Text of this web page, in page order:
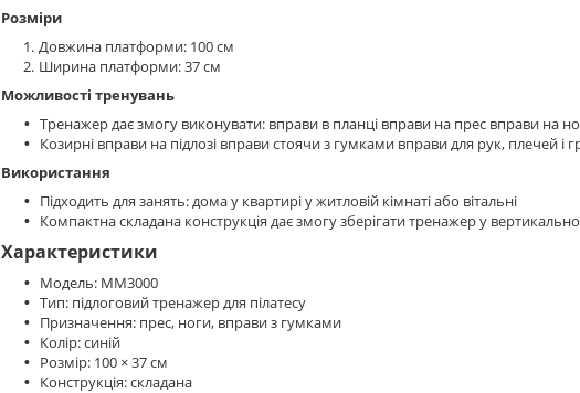
Розміри
Довжина платформи: 100 см
Ширина платформи: 37 см
Можливості тренувань
Тренажер дає змогу виконувати: вправи в планці вправи на прес вправи на
Козирні вправи на підлозі вправи стоячи з гумками вправи для рук, плечей і
Використання
Підходить для занять: дома у квартирі у житловій кімнаті або вітальні
Компактна складана конструкція дає змогу зберігати тренажер у
Характеристики
Модель: MM3000
Тип: підлоговий тренажер для пілатесу
Призначення: прес, ноги, вправи з гумками
Колір: синій
Розмір: 100 × 37 см
Конструкція: складана